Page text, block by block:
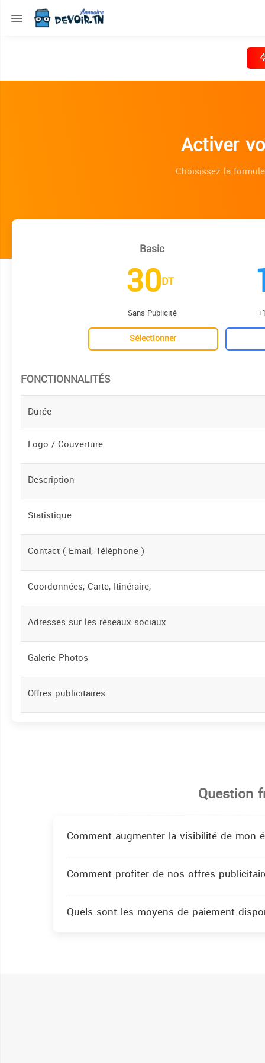
Activer
Choisissez la
Basic
30DT
Sans Publicité
Sélectionner
FONCTIONNALITÉS
Durée
Logo / Couverture
Description
Statistique
Contact ( Email, Téléphone )
Coordonnées, Carte, Itinéraire,
Adresses sur les réseaux sociaux
Galerie Photos
Offres publicitaires
Question
Comment augmenter la visibilité de mon
Comment profiter de nos offres
Quels sont les moyens de paiement